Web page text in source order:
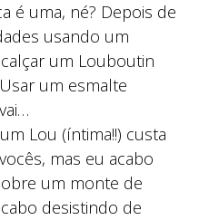
é uma, né? Depois de
usando um
um Louboutin
um esmalte
Lou (íntima!!) custa
mas eu acabo
um monte de
desistindo de